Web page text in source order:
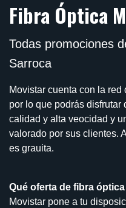
Fibra Óptica
Todas promociones
Sarroca
Movistar cuenta con la
por lo que podrás disfrutar
calidad y alta veocidad y
valorado por sus clientes.
es grauita.
Qué oferta de fibra
Movistar pone a tu